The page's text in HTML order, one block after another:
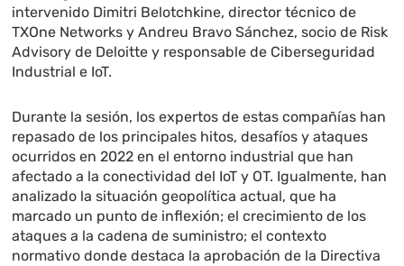
intervenido Dimitri Belotchkine, director técnico de
TXOne Networks y Andreu Bravo Sánchez, socio de Risk
Advisory de Deloitte y responsable de Ciberseguridad
Industrial e IoT.
Durante la sesión, los expertos de estas compañías han
repasado de los principales hitos, desafíos y ataques
ocurridos en 2022 en el entorno industrial que han
afectado a la conectividad del IoT y OT. Igualmente, han
analizado la situación geopolítica actual, que ha
marcado un punto de inflexión; el crecimiento de los
ataques a la cadena de suministro; el contexto
normativo donde destaca la aprobación de la Directiva